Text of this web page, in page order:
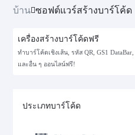
บ้าน ซอฟต์แวร์สร้างบาร์โค้ด
เครื่องสร้างบาร์โค้ดฟรี
ทำบาร์โค้ดเชิงเส้น, รหัส QR, GS1
และอื่น ๆ ออนไลน์ฟรี!
ประเภทบาร์โค้ด